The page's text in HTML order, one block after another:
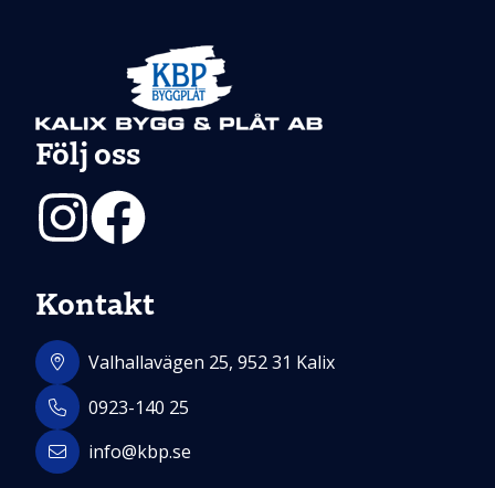
Följ oss
Kontakt
Valhallavägen 25, 952 31 Kalix
0923-140 25
info@kbp.se